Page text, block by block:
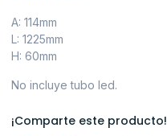
A: 114mm
L: 1225mm
H: 60mm
No incluye tubo led.
¡Comparte este producto!